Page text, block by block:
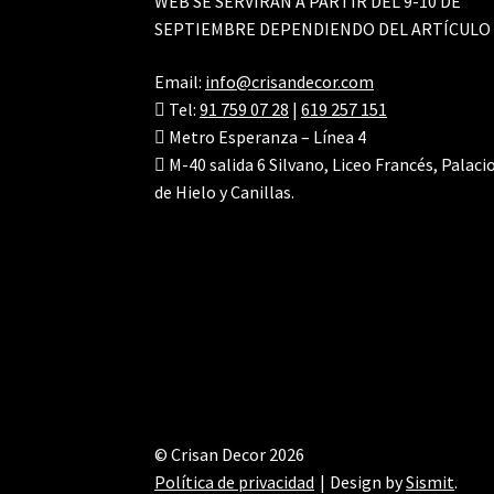
SEPTIEMBRE DEPENDIENDO DEL ARTÍCULO
Email: info@crisandecor.com
Tel:91 759 07 28 |619 257 151
Metro Esperanza – Línea 4
M-40 salida 6 Silvano, Liceo Francés,
de Hielo y Canillas.
© Crisan Decor 2026
Política de privacidad
Design bySismit.